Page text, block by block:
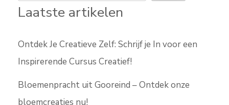
Laatste artikelen
Ontdek Je Creatieve Zelf: Schrijf je In voor een
Inspirerende Cursus Creatief!
Bloemenpracht uit Gooreind – Ontdek onze
bloemcreaties nu!